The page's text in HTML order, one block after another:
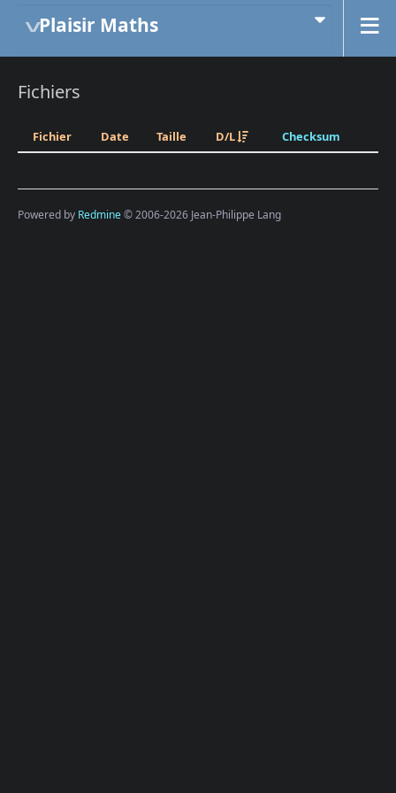
Plaisir Maths
Fichiers
Fichier Date Taille D/L Checksum
Powered by Redmine© 2006-2026 Jean-Philippe Lang